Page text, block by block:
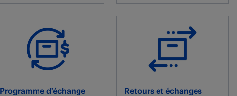
Programme d’échange Retours et échanges